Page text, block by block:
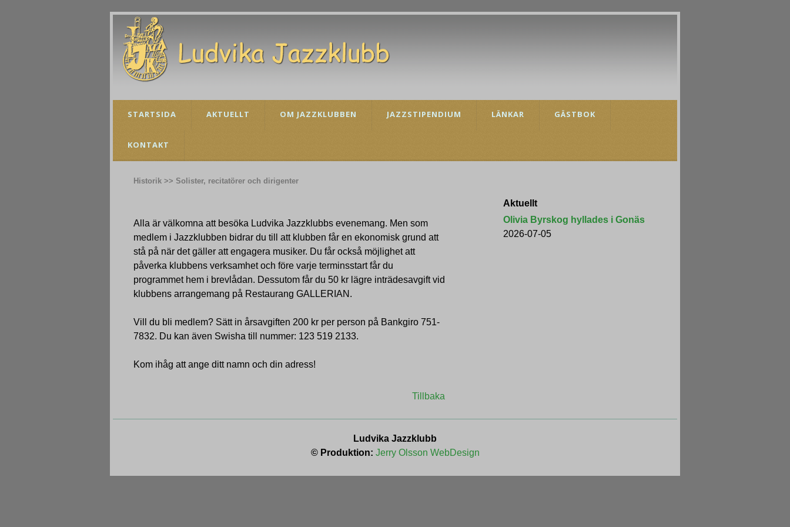
STARTSIDA AKTUELLT OM JAZZKLUBBEN JAZZSTIPENDIUM LÄNKAR GÄSTBOK
KONTAKT
Historik >> Solister, recitatörer och dirigenter
Alla är välkomna att besöka Ludvika Jazzklubbs evenemang. Men som
medlem i Jazzklubben bidrar du till att klubben får en ekonomisk grund att
stå på när det gäller att engagera musiker. Du får också möj­lighet att
påverka klubbens verksamhet och före varje termins­start får du
programmet hem i brevlådan. Dessutom får du 50 kr lägre inträdesavgift vid
klubbens arrangemang på Restaurang GALLERIAN.
Vill du bli medlem? Sätt in årsavgiften 200 kr per person på Bankgiro 751-
7832. Du kan även Swisha till nummer: 123 519 2133.
Kom ihåg att ange ditt namn och din adress!
Tillbaka
Aktuellt
Olivia Byrskog hyllades i Gonäs
2026-07-05
Ludvika Jazzklubb
© Produktion: Jerry Olsson WebDesign